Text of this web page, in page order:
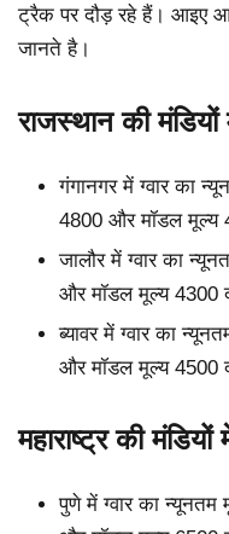
ट्रैक पर दौड़ रहे हैं। आइए
जानते है।
राजस्थान की मंडियों
गंगानगर में ग्वार का
4800 और मॉडल मूल्य
जालौर में ग्वार का
और मॉडल मूल्य 4300
ब्यावर में ग्वार का
और मॉडल मूल्य 4500
महाराष्ट्र की
पुणे में ग्वार का